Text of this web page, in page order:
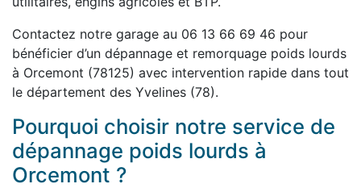
Contactez notre garage au 06 13 66 69 46 pour
bénéficier d’un dépannage et remorquage poids lourds
à Orcemont (78125) avec intervention rapide dans tout
le département des Yvelines (78).
Pourquoi choisir notre service de
dépannage poids lourds à
Orcemont ?